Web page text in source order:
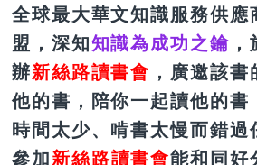
全球最大華文知識服務供應
盟，深知知識為成功之鑰
辦新絲路讀書會 ，廣邀該
他的書，陪你一起讀他的書
時間太少、啃書太慢而錯過
參加新絲路讀書會能和同好